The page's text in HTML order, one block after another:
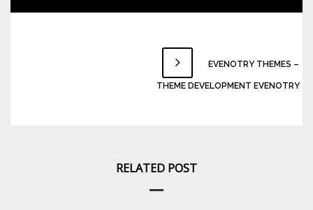
EVENOTRY THEMES –
THEME DEVELOPMENT EVENOTRY
RELATED POST